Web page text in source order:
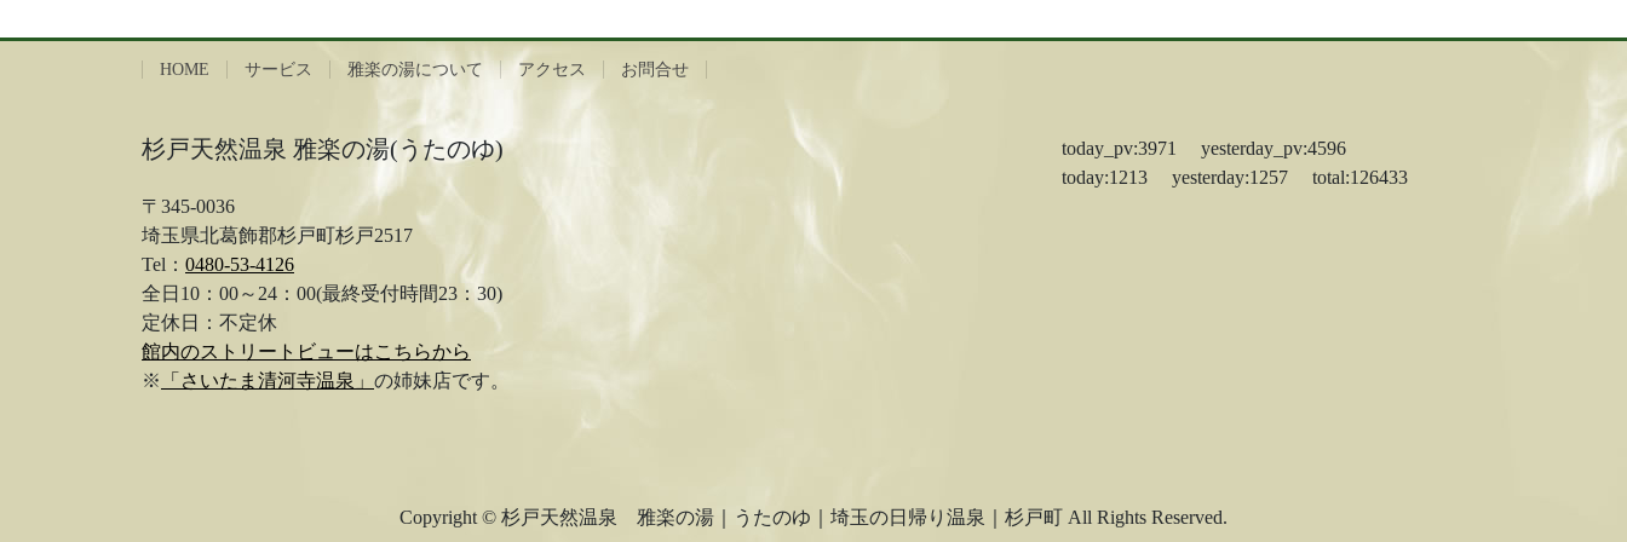
HOME サービス 雅楽の湯について アクセス お問合せ
杉戸天然温泉 雅楽の湯(うたのゆ)
〒345-0036
埼玉県北葛飾郡杉戸町杉戸2517
Tel： 0480-53-4126
全日10：00～24：00(最終受付時間23：30)
定休日：不定休
館内のストリートビューはこちらから
※
「さいたま清河寺温泉」 の姉妹店です。
today_pv:3971 yesterday_pv:4596
today:1213 yesterday:1257 total:126433
Copyright © 杉戸天然温泉 雅楽の湯｜うたのゆ｜埼玉の日帰り温泉｜杉戸町 All Rights Reserved.